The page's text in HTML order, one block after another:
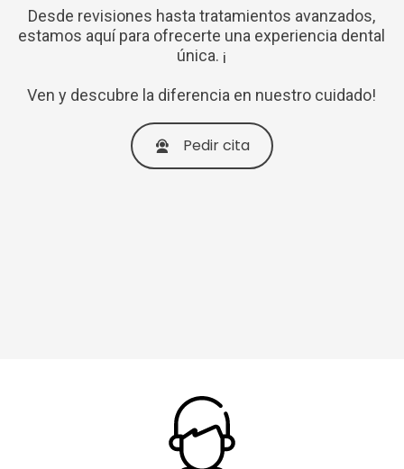
Desde revisiones hasta tratamientos avanzados,
estamos aquí para ofrecerte una experiencia dental
única. ¡
Ven y descubre la diferencia en nuestro cuidado!
Pedir cita